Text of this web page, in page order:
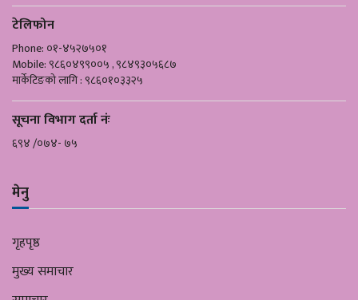
टेलिफोन
Phone: ०१-४५२७५०१
Mobile: ९८६०४९९००५ , ९८४९३०५६८७
मार्केटिङको लागि : ९८६०१०३३२५
सूचना विभाग दर्ता नंः
६९४ /०७४- ७५
मेनु
गृहपृष्ठ
मुख्य समाचार